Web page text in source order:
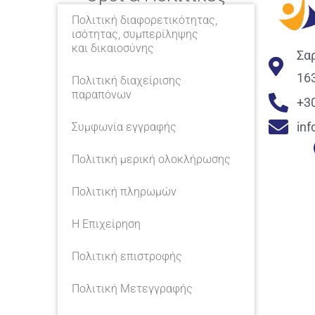
Πολιτική διαφορετικότητας,
ισότητας, συμπερίληψης
και δικαιοσύνης
Πολιτική διαχείρισης
παραπόνων
Συμφωνία εγγραφής
Πολιτική μερική ολοκλήρωσης
Πολιτική πληρωμών
Η Επιχείρηση
Πολιτική επιστροφής
Πολιτική Μετεγγραφής